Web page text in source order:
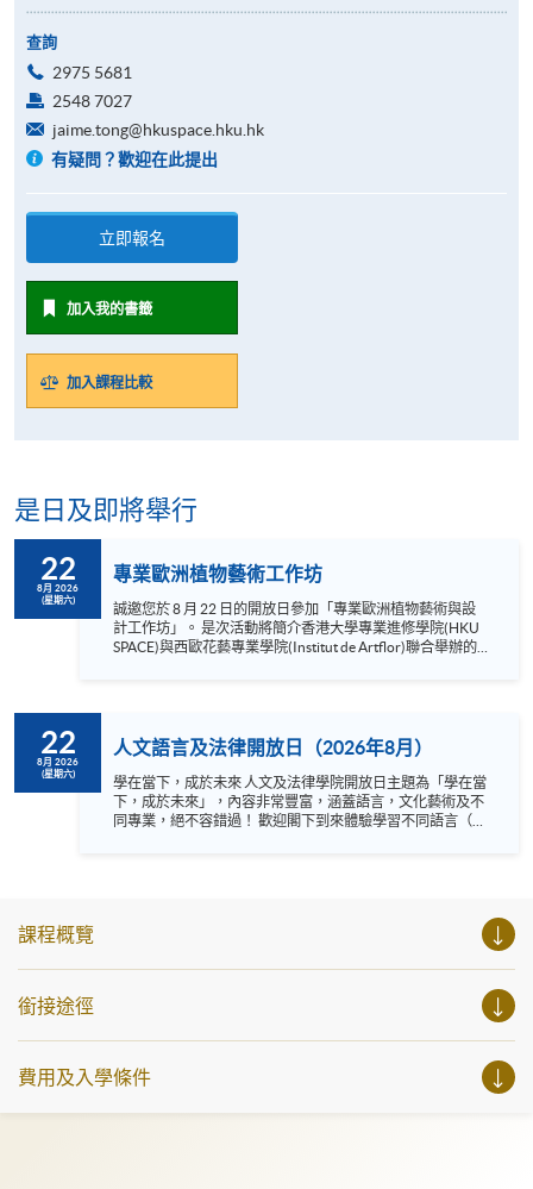
查詢
2975 5681
2548 7027
jaime.tong@hkuspace.hku.hk
有疑問？歡迎在此提出
立即報名
加入我的書籤
加入課程比較
是日及即將舉行
22
8月 2026
(星期六)
專業歐洲植物藝術工作坊
誠邀您於 8 月 22 日的開放日參加「專業歐洲植物藝術與設
計工作坊」。 是次活動將簡介香港大學專業進修學院(HKU
SPACE)與西歐花藝專業學院(Institut de Artflor)聯合舉辦的
閒美術工作坊，而是一節結構嚴謹的體驗課程，旨在讓您具
體了解及親身體驗文憑級別的植物藝術專業培訓。工作坊名
額有限，請立即報名。 語言 ：粵語、輔以英語 Instagram:
https://www.instagram.com/european_hkuspace/ Facebook:
https://www.facebook.com/hkuspace.european YouTube:
22
8月 2026
(星期六)
人文語言及法律開放日（2026年8月）
學在當下，成於未來 人文及法律學院開放日主題為「學在當
下，成於未來」，內容非常豐富，涵蓋語言，文化藝術及不
同專業，絕不容錯過！ 歡迎閣下到來體驗學習不同語言（包
坊、體驗課堂和豐富資訊講座。萬勿錯過是次活動，記得把
圖！
課程概覽
銜接途徑
費用及入學條件